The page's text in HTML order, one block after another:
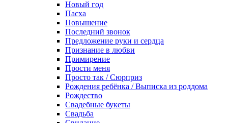
Новый год
Пасха
Повышение
Последний звонок
Предложение руки и сердца
Признание в любви
Примирение
Прости меня
Просто так / Сюрприз
Рождения ребёнка / Выписка из роддома
Рождество
Свадебные букеты
Свадьба